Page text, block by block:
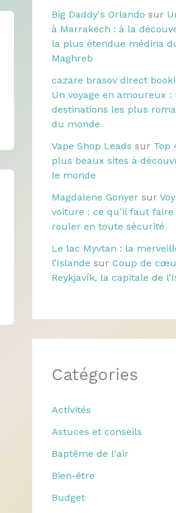
Big Daddy's Orlando sur
à Marrakech : à la
la plus étendue médina
Maghreb
cazare brasov direct
Un voyage en amoureux :
destinations les plus
du monde
Vape Shop Leads sur Top
plus beaux sites à
le monde
Magdalene Gonyer sur
voiture : ce qu’il faut
rouler en toute sécurité
Le lac Myvtan : la
l’Islande sur Coup de
Reykjavík, la capitale de
Catégories
Activités
Astuces et conseils
Baptême de l'air
Bien-être
Budget